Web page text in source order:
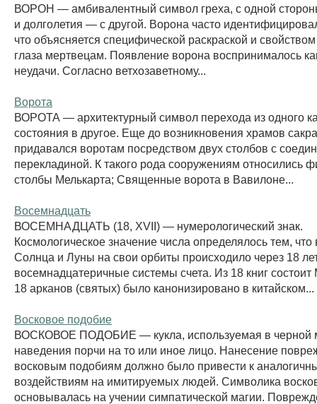
ВОРОН — амбивалентный символ греха, с одной
и долголетия — с другой. Ворона часто
что объясняется специфической раскраской и
глаза мертвецам. Появление ворона воспринималось
неудачи. Согласно ветхозаветному...
Ворота
ВОРОТА — архитектурный символ перехода из одного
состояния в другое. Еще до возникновения храмов
придавался воротам посредством двух столбов с
перекладиной. К такого рода сооружениям относились
столбы Мелькарта; Священные ворота в Вавилоне...
Восемнадцать
ВОСЕМНАДЦАТЬ (18, XVII) — нумерологический знак.
Космологическое значение числа определялось тем,
Солнца и Луны на свои орбиты происходило через 18
восемнадцатеричные системы счета. Из 18 книг состоит
18 арканов (святых) было канонизировано в китайском...
Восковое подобие
ВОСКОВОЕ ПОДОБИЕ — кукла, используемая в черной
наведения порчи на то или иное лицо. Нанесение
восковым подобиям должно было привести к
воздействиям на имитируемых людей. Символика
основывалась на учении симпатической магии.